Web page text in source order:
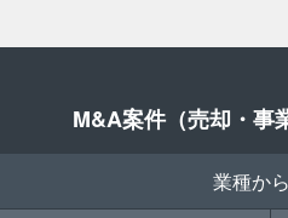
M&A案件（売却・事
業種か